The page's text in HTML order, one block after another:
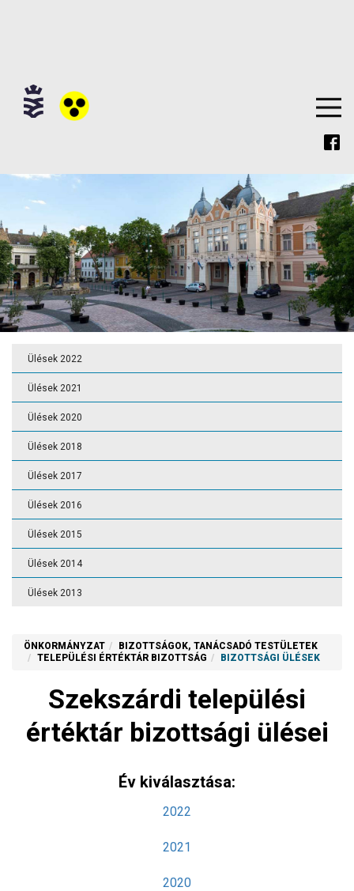
Ülések 2022
Ülések 2021
Ülések 2020
Ülések 2018
Ülések 2017
Ülések 2016
Ülések 2015
Ülések 2014
Ülések 2013
ÖNKORMÁNYZAT
BIZOTTSÁGOK, TANÁCSADÓ TESTÜLETEK
TELEPÜLÉSI ÉRTÉKTÁR BIZOTTSÁG
BIZOTTSÁGI ÜLÉSEK
Szekszárdi települési
értéktár bizottsági ülései
Év kiválasztása:
2022
2021
2020